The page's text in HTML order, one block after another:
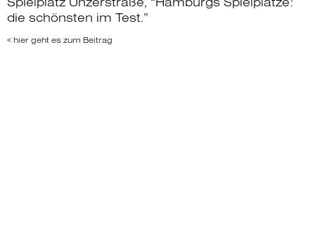
die schönsten im Test.”
< hier geht es zum Beitrag